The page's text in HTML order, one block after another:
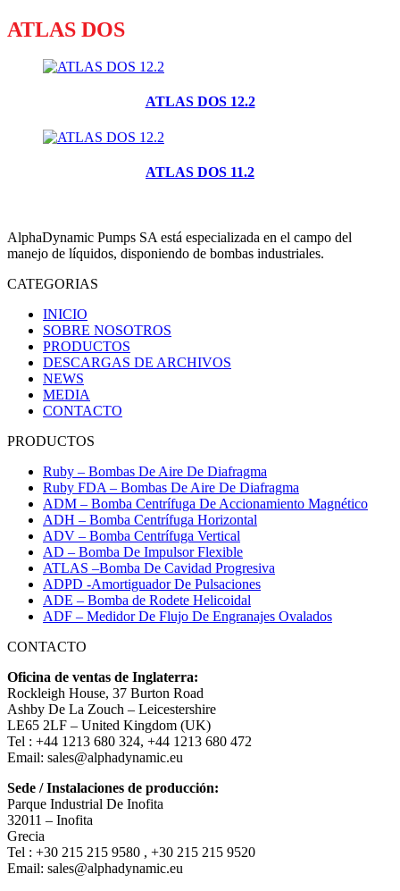
ATLAS DOS
ATLAS DOS 12.2
ATLAS DOS 11.2
AlphaDynamic Pumps SA está especializada en el campo del
manejo de líquidos, disponiendo de bombas industriales.
CATEGORIAS
INICIO
SOBRE NOSOTROS
PRODUCTOS
DESCARGAS DE ARCHIVOS
NEWS
MEDIA
CONTACTO
PRODUCTOS
Ruby – Bombas De Aire De Diafragma
Ruby FDA – Bombas De Aire De Diafragma
ADM – Bomba Centrífuga De Accionamiento Magnético
ADH – Bomba Centrífuga Horizontal
ADV – Bomba Centrífuga Vertical
AD – Bomba De Impulsor Flexible
ATLAS –Bomba De Cavidad Progresiva
ADPD -Amortiguador De Pulsaciones
ADE – Bomba de Rodete Helicoidal
ADF – Medidor De Flujo De Engranajes Ovalados
CONTACTO
Oficina de ventas de Inglaterra:
Rockleigh House, 37 Burton Road
Ashby De La Zouch – Leicestershire
LE65 2LF – United Kingdom (UK)
Tel : +44 1213 680 324, +44 1213 680 472
Email: sales@alphadynamic.eu
Sede / Instalaciones de producción:
Parque Industrial De Inofita
32011 – Inofita
Grecia
Tel : +30 215 215 9580 , +30 215 215 9520
Email: sales@alphadynamic.eu